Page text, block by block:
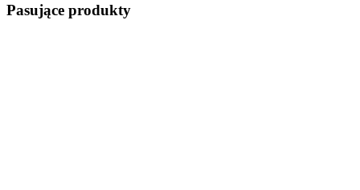
Pasujące produkty